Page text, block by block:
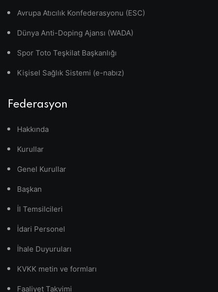
Avrupa Atıcılık Konfederasyonu (ESC)
Dünya Anti-Doping Ajansı (WADA)
Spor Toto Teşkilat Başkanlığı
Kişisel Sağlık Sistemi (e-nabız)
Federasyon
Hakkında
Kurullar
Genel Kurullar
Başkan
İl Temsilcileri
İdari Personel
İhale Duyuruları
KVKK metin ve formları
Faaliyet Takvimi